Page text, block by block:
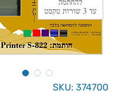
SKU: 374700